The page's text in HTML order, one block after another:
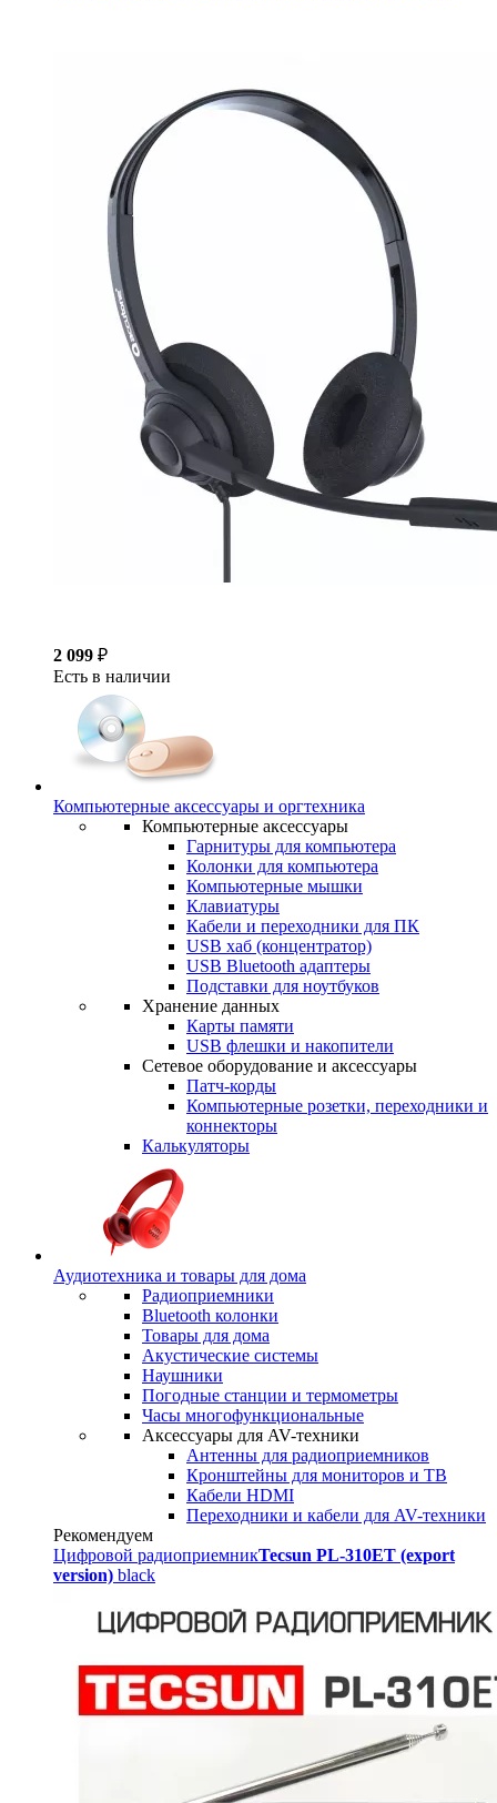
2 099 ₽
Есть в наличии
Компьютерные аксессуары и оргтехника
Компьютерные аксессуары
Гарнитуры для компьютера
Колонки для компьютера
Компьютерные мышки
Клавиатуры
Кабели и переходники для ПК
USB хаб (концентратор)
USB Bluetooth адаптеры
Подставки для ноутбуков
Хранение данных
Карты памяти
USB флешки и накопители
Сетевое оборудование и аксессуары
Патч-корды
Компьютерные розетки, переходники и
коннекторы
Калькуляторы
Аудиотехника и товары для дома
Радиоприемники
Bluetooth колонки
Товары для дома
Акустические системы
Наушники
Погодные станции и термометры
Часы многофункциональные
Аксессуары для AV-техники
Антенны для радиоприемников
Кронштейны для мониторов и ТВ
Кабели HDMI
Переходники и кабели для AV-техники
Рекомендуем
Цифровой радиоприемникTecsun PL-310ET (export
version) black